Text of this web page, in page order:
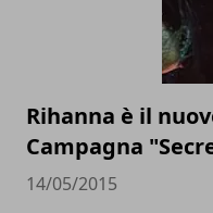
Rihanna è il
Campagna
14/05/2015